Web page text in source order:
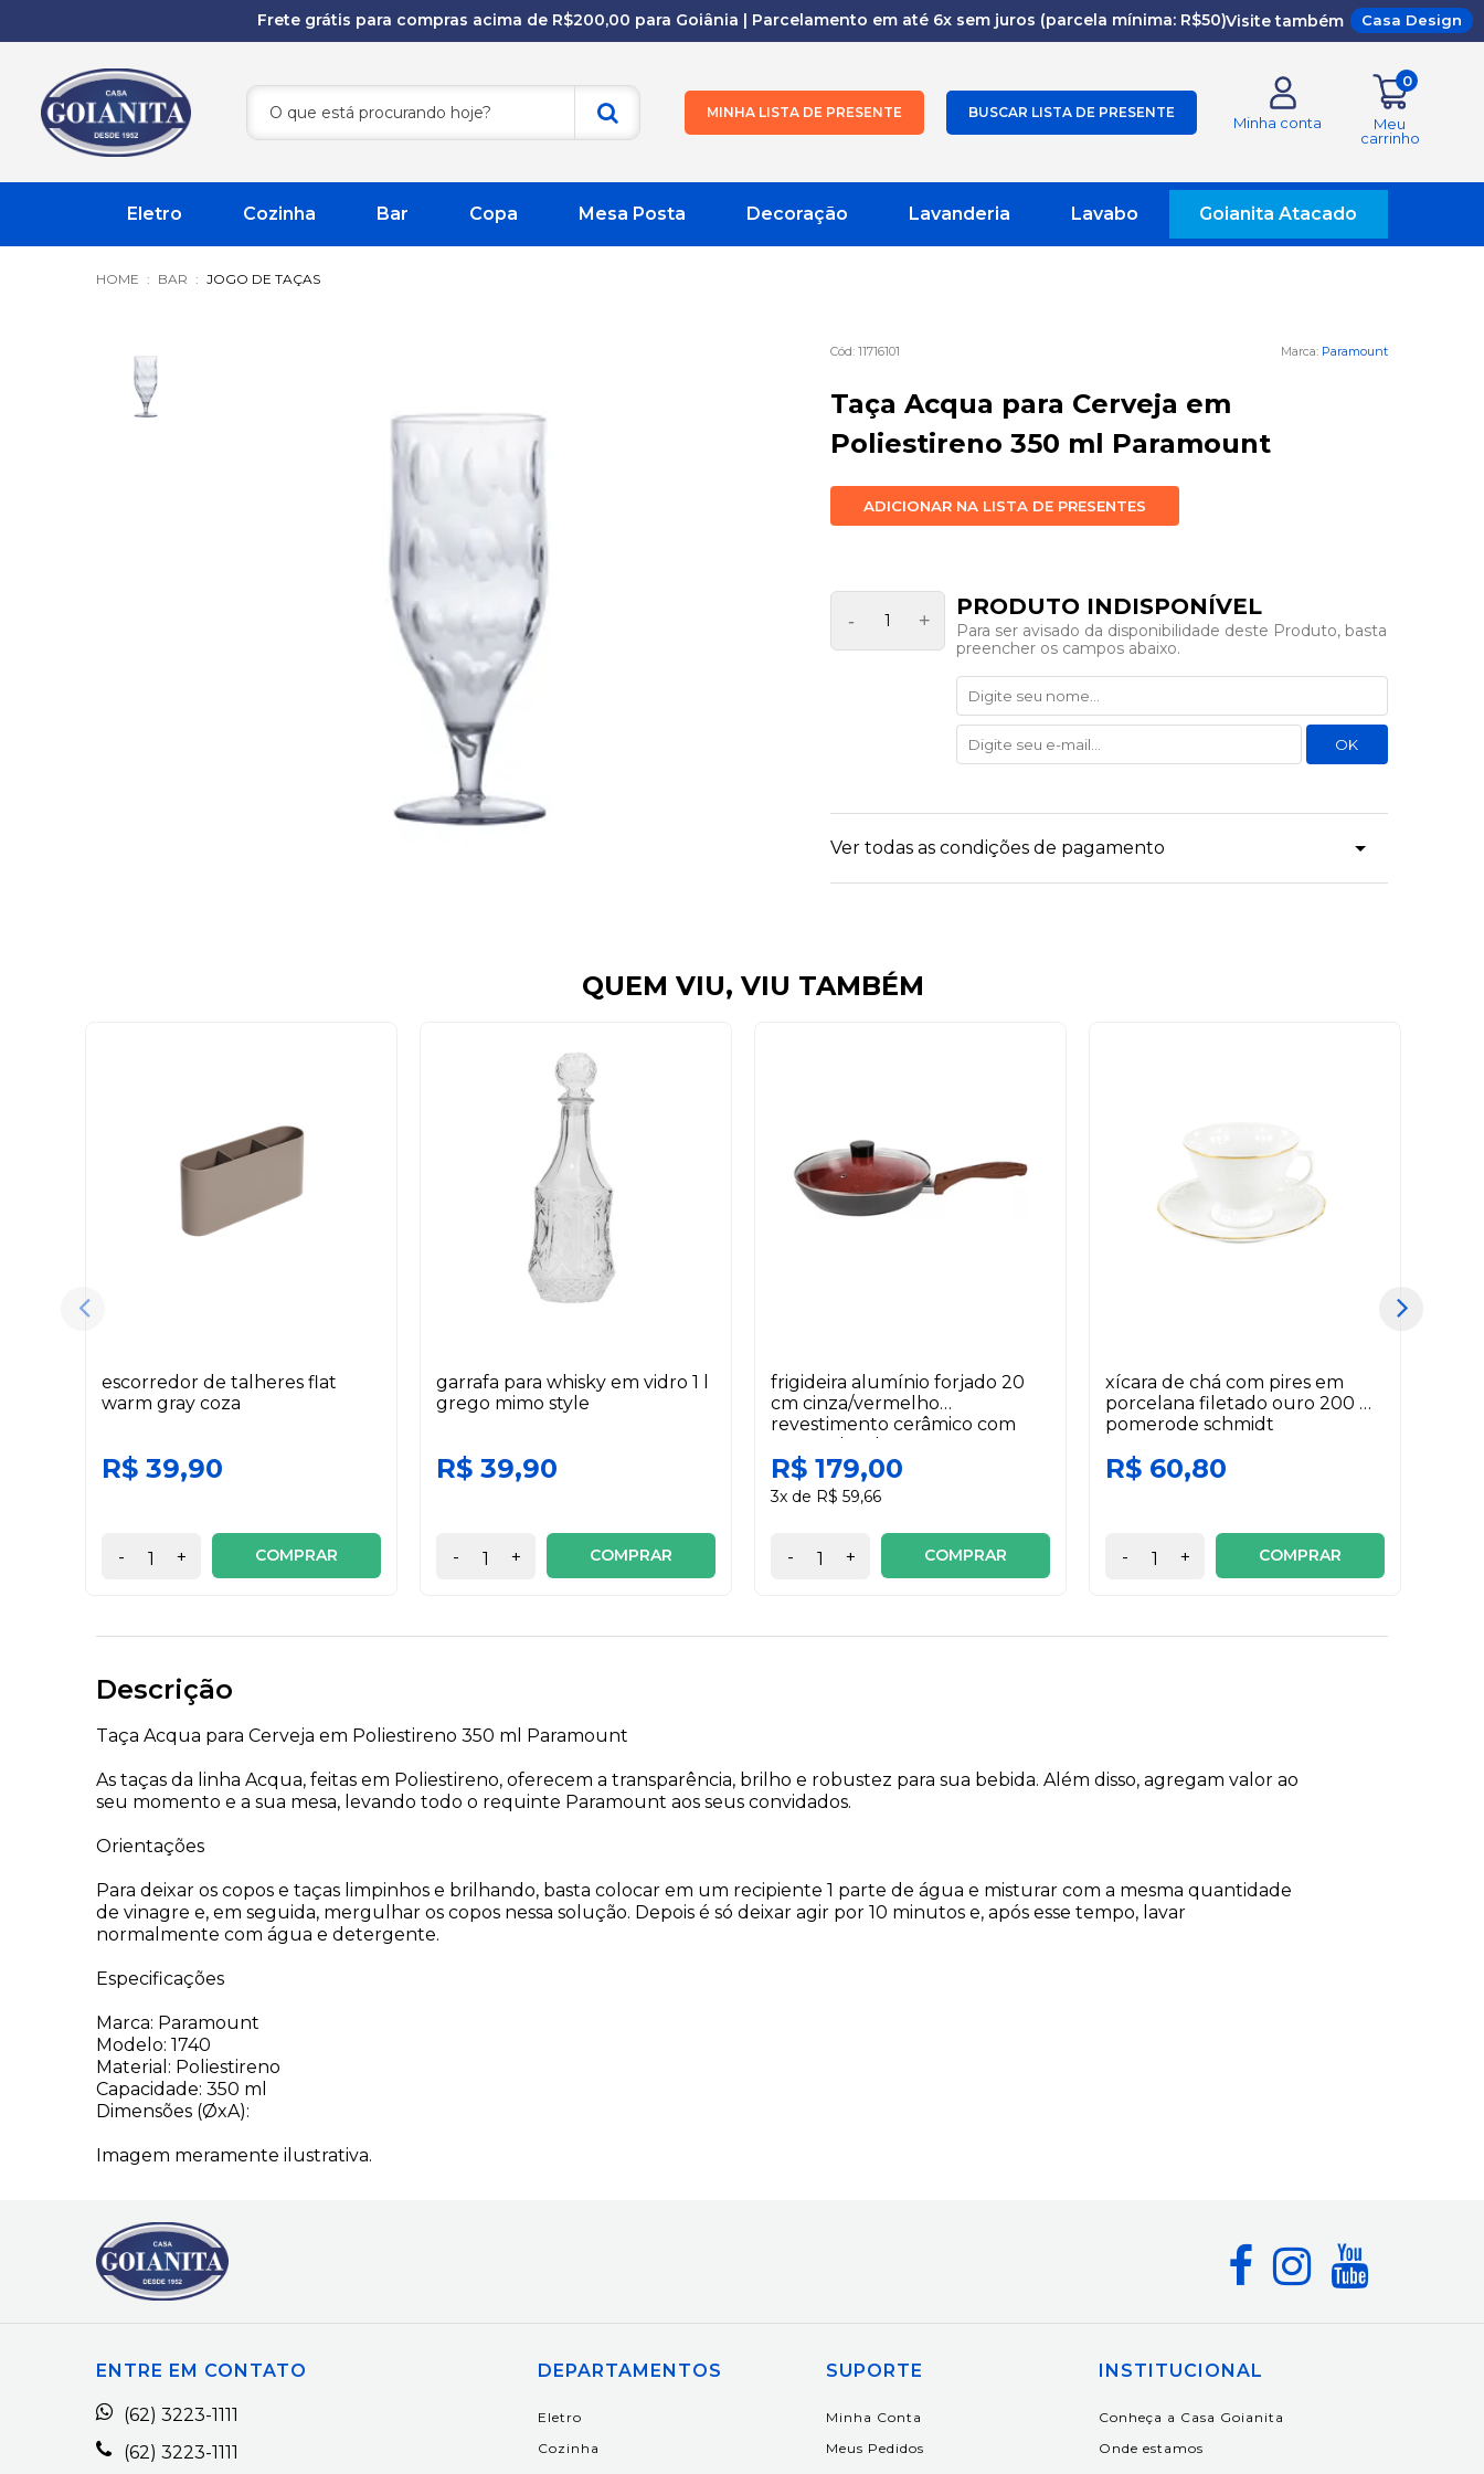
Frete grátis para compras acima de R$200,00 para Goiânia | Parcelamento em até 6x sem juros (parcela mínima: R$50)Visite também Casa Design
MINHA LISTA DE PRESENTE BUSCAR LISTA DE PRESENTE
Minha conta
0
Meu
carrinho
Eletro Cozinha Bar Copa Mesa Posta Decoração Lavanderia Lavabo Goianita Atacado
BAR JOGO DE TAÇAS
11716101 Paramount
Taça Acqua para Cerveja em
Poliestireno 350 ml Paramount
ADICIONAR NA LISTA DE PRESENTES
- +
Para ser avisado da disponibilidade deste Produto, basta
preencher os campos abaixo.
Ver todas as condições de pagamento
QUEM VIU, VIU TAMBÉM
escorredor de talheres flat
warm gray coza
R$ 39,90
- + COMPRAR
garrafa para whisky em vidro 1 l
grego mimo style
R$ 39,90
- + COMPRAR
frigideira alumínio forjado 20
cm cinza/vermelho
revestimento cerâmico com
tampa duralar
R$ 179,00
3x de R$ 59,66
- + COMPRAR
xícara de chá com pires em
porcelana filetado ouro 200 ml
pomerode schmidt
R$ 60,80
- + COMPRAR
Descrição
Taça Acqua para Cerveja em Poliestireno 350 ml Paramount
As taças da linha Acqua, feitas em Poliestireno, oferecem a transparência, brilho e robustez para sua bebida. Além disso, agregam valor ao
seu momento e a sua mesa, levando todo o requinte Paramount aos seus convidados.
Orientações
Para deixar os copos e taças limpinhos e brilhando, basta colocar em um recipiente 1 parte de água e misturar com a mesma quantidade
de vinagre e, em seguida, mergulhar os copos nessa solução. Depois é só deixar agir por 10 minutos e, após esse tempo, lavar
normalmente com água e detergente.
Especificações
Marca: Paramount
Modelo: 1740
Material: Poliestireno
Capacidade: 350 ml
Dimensões (ØxA):
Imagem meramente ilustrativa.
ENTRE EM CONTATO
(62) 3223-1111
(62) 3223-1111
DEPARTAMENTOS
Eletro
Cozinha
SUPORTE
Minha Conta
Meus Pedidos
INSTITUCIONAL
Conheça a Casa Goianita
Onde estamos